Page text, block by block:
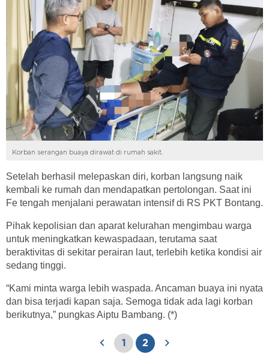
Korban serangan buaya dirawat di rumah sakit.
Setelah berhasil melepaskan diri, korban langsung naik
kembali ke rumah dan mendapatkan pertolongan. Saat ini
Fe tengah menjalani perawatan intensif di RS PKT Bontang.
Pihak kepolisian dan aparat kelurahan mengimbau warga
untuk meningkatkan kewaspadaan, terutama saat
beraktivitas di sekitar perairan laut, terlebih ketika kondisi air
sedang tinggi.
“Kami minta warga lebih waspada. Ancaman buaya ini nyata
dan bisa terjadi kapan saja. Semoga tidak ada lagi korban
berikutnya,” pungkas Aiptu Bambang. (*)
1 2